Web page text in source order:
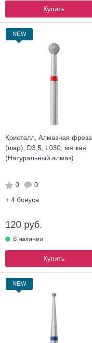
Купить
NEW
Кристалл, Алмазная фреза
(шар), D3,5, L030, мягкая
(Натуральный алмаз)
0
0
+ 4 бонуса
120 руб.
Купить
NEW